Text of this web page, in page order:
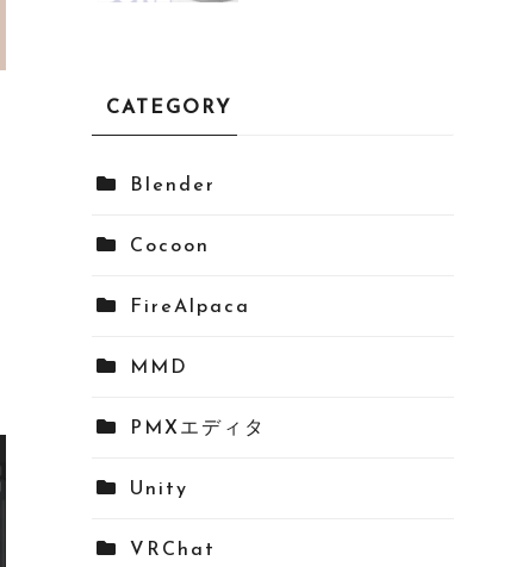
CATEGORY
Blender
Cocoon
FireAlpaca
MMD
PMXエディタ
Unity
VRChat